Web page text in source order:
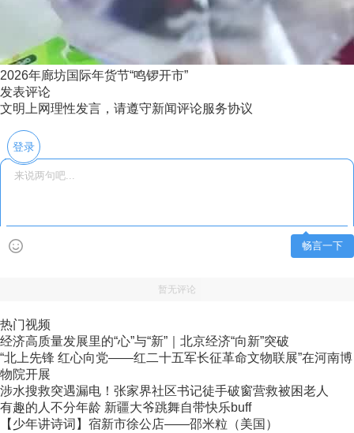
2026年廊坊国际年货节“鸣锣开市”
发表评论
文明上网理性发言，请遵守新闻评论服务协议
登录
畅言一下
暂无评论
热门视频
经济高质量发展里的“心”与“新”｜北京经济“向新”突破
“北上先锋 红心向党——红二十五军长征革命文物联展”在河南博
物院开展
涉水搜救突遇漏电！张家界社区书记徒手破窗营救被困老人
有趣的人不分年龄 新疆大爷跳舞自带快乐buff
【少年讲诗词】宿新市徐公店——邵米粒（美国）